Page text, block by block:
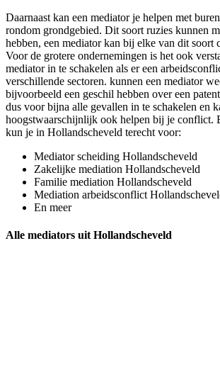
Daarnaast kan een mediator je helpen met
rondom grondgebied. Dit soort ruzies kunnen
hebben, een mediator kan bij elke van dit soort
Voor de grotere ondernemingen is het ook
mediator in te schakelen als er een
verschillende sectoren. kunnen een mediator
bijvoorbeeld een geschil hebben over een
dus voor bijna alle gevallen in te schakelen en
hoogstwaarschijnlijk ook helpen bij je conflict.
kun je in Hollandscheveld terecht voor:
Mediator scheiding Hollandscheveld
Zakelijke mediation Hollandscheveld
Familie mediation Hollandscheveld
Mediation arbeidsconflict
En meer
Alle mediators uit Hollandscheveld